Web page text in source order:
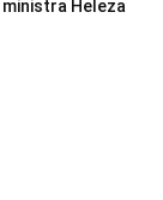
Heleza